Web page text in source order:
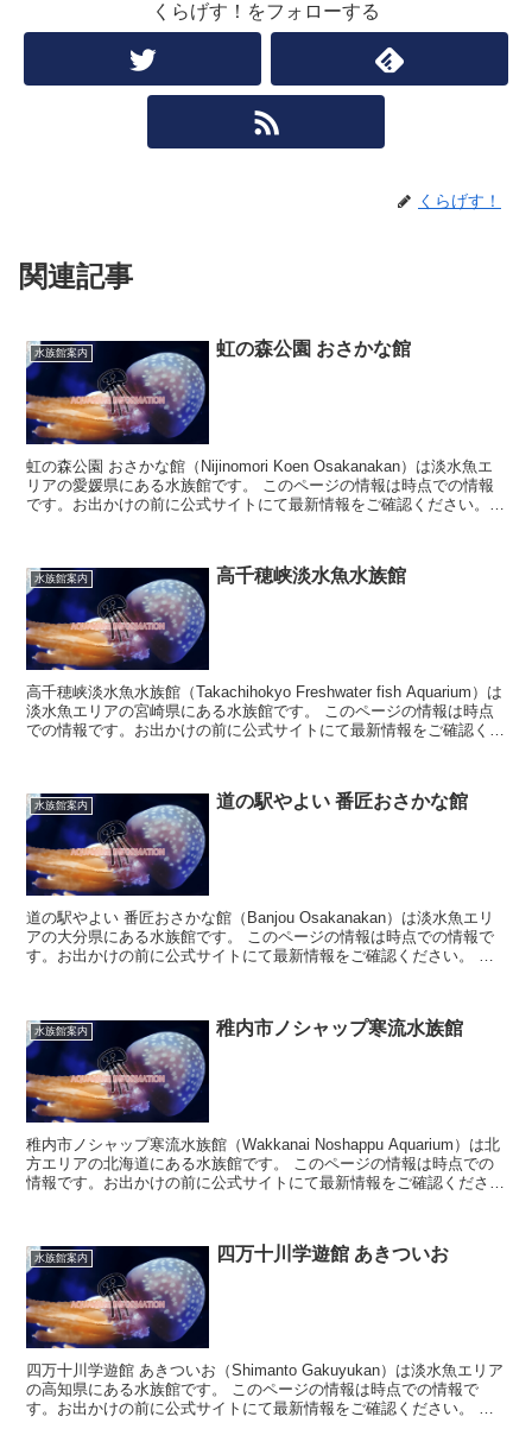
くらげす！をフォローする
くらげす！
関連記事
水族館案内 虹の森公園 おさかな館
虹の森公園 おさかな館（Nijinomori Koen Osakanakan）は淡水魚エ
リアの愛媛県にある水族館です。 このページの情報は時点での情報
です。お出かけの前に公式サイトにて最新情報をご確認ください。
水族館案内 高千穂峡淡水魚水族館
高千穂峡淡水魚水族館（Takachihokyo Freshwater fish Aquarium）は
淡水魚エリアの宮崎県にある水族館です。 このページの情報は時点
での情報です。お出かけの前に公式サイトにて最新情報をご確認くだ
水族館案内 道の駅やよい 番匠おさかな館
道の駅やよい 番匠おさかな館（Banjou Osakanakan）は淡水魚エリ
アの大分県にある水族館です。 このページの情報は時点での情報で
す。お出かけの前に公式サイトにて最新情報をご確認ください。 道
水族館案内 稚内市ノシャップ寒流水族館
稚内市ノシャップ寒流水族館（Wakkanai Noshappu Aquarium）は北
方エリアの北海道にある水族館です。 このページの情報は時点での
情報です。お出かけの前に公式サイトにて最新情報をご確認くださ
水族館案内 四万十川学遊館 あきついお
四万十川学遊館 あきついお（Shimanto Gakuyukan）は淡水魚エリア
の高知県にある水族館です。 このページの情報は時点での情報で
す。お出かけの前に公式サイトにて最新情報をご確認ください。 四